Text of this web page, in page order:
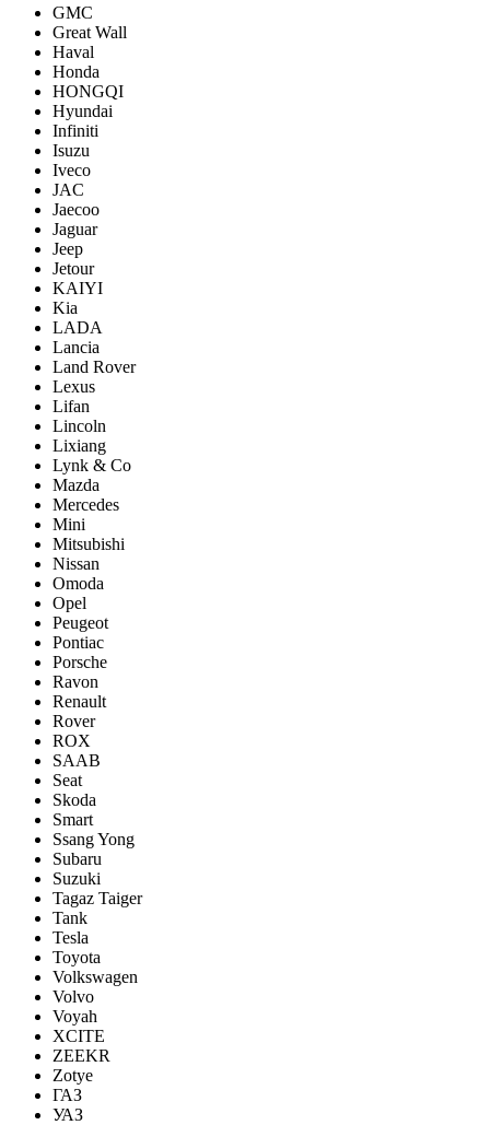
GMC
Great Wall
Haval
Honda
HONGQI
Hyundai
Infiniti
Isuzu
Iveco
JAC
Jaecoo
Jaguar
Jeep
Jetour
KAIYI
Kia
LADA
Lancia
Land Rover
Lexus
Lifan
Lincoln
Lixiang
Lynk & Co
Mazda
Mercedes
Mini
Mitsubishi
Nissan
Omoda
Opel
Peugeot
Pontiac
Porsсhe
Ravon
Renault
Rover
ROX
SAAB
Seat
Skoda
Smart
Ssang Yong
Subaru
Suzuki
Tagaz Taiger
Tank
Tesla
Toyota
Volkswagen
Volvo
Voyah
XCITE
ZEEKR
Zotye
ГАЗ
УАЗ